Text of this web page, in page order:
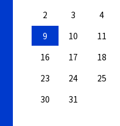
2
3 4
9
10 11
16
17 18
23
24 25
30
31